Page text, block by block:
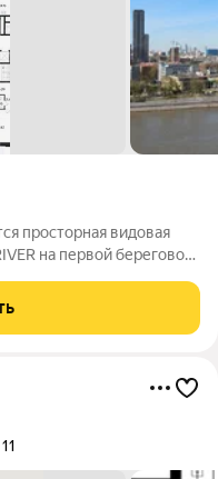
просторная видовая
на первой береговой
Этаж 8.